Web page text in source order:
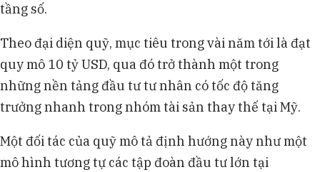
tầng số.
Theo đại diện quỹ, mục tiêu trong vài năm tới là đạt
quy mô 10 tỷ USD, qua đó trở thành một trong
những nền tảng đầu tư tư nhân có tốc độ tăng
trưởng nhanh trong nhóm tài sản thay thế tại Mỹ.
Một đối tác của quỹ mô tả định hướng này như một
mô hình tương tự các tập đoàn đầu tư lớn tại